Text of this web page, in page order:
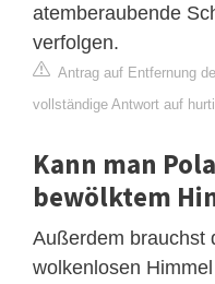
atemberaubende
verfolgen.
Antrag auf Entfernung
vollständige Antwort auf
Kann man
bewölktem
Außerdem brauchst
wolkenlosen